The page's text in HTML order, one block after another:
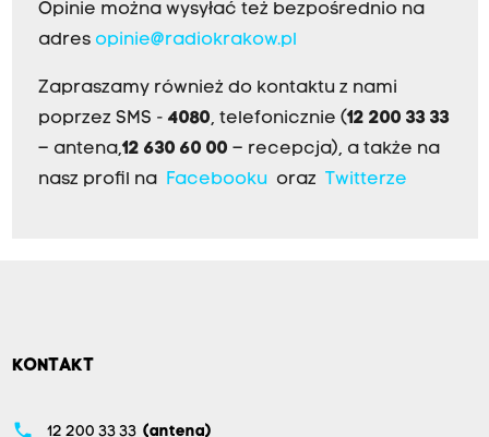
Opinie można wysyłać też bezpośrednio na
adres opinie@radiokrakow.pl
Zapraszamy również do kontaktu z nami
poprzez SMS - 4080, telefonicznie (12 200 33 33
– antena,12 630 60 00 – recepcja), a także na
nasz profil na
Facebookuoraz Twitterze
KONTAKT
phone 12 200 33 33 (antena)